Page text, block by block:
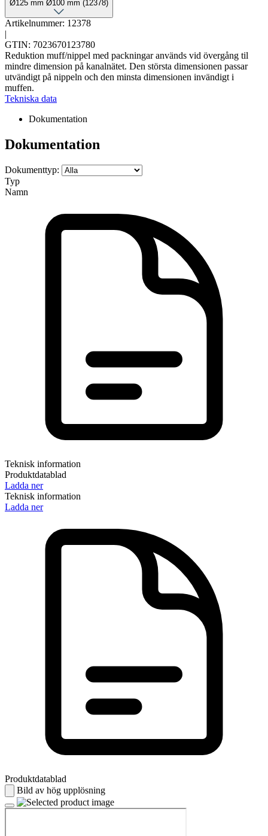
Ø125 mm Ø100 mm (12378)
Artikelnummer: 12378
|
GTIN: 7023670123780
Reduktion muff/nippel med packningar används vid övergång til
mindre dimension på kanalnätet. Den största dimensionen passar
utvändigt på nippeln och den minsta dimensionen invändigt i
muffen.
Tekniska data
Dokumentation
Dokumentation
Dokumenttyp:
Typ
Namn
Teknisk information
Produktdatablad
Ladda ner
Teknisk information
Ladda ner
Produktdatablad
Bild av hög upplösning